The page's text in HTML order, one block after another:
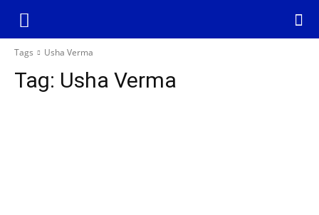
Tags Usha Verma
Tag: Usha Verma